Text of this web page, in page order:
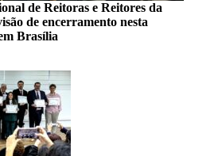
de Reitoras e Reitores da
de encerramento nesta
Brasília